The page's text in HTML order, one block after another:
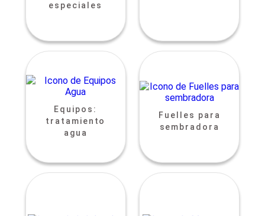
especiales
Equipos:
tratamiento
agua
Fuelles para
sembradora